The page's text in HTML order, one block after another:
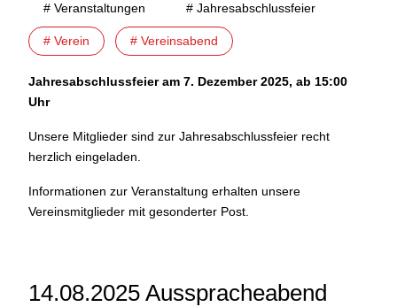
# Veranstaltungen # Jahresabschlussfeier
# Verein # Vereinsabend
Jahresabschlussfeier am 7. Dezember 2025, ab 15:00
Uhr
Unsere Mitglieder sind zur Jahresabschlussfeier recht
herzlich eingeladen.
Informationen zur Veranstaltung erhalten unsere
Vereinsmitglieder mit gesonderter Post.
14.08.2025 Ausspracheabend